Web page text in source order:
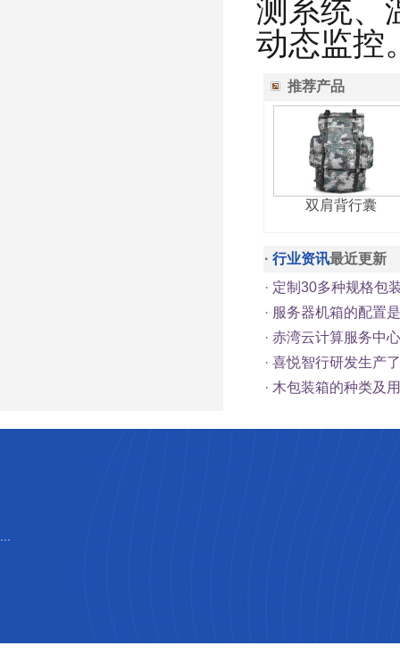
测系统、
动态监控
推荐产品
双肩背行囊
· 行业资讯最近更新
· 定制30多种规格包
· 服务器机箱的配置
· 赤湾云计算服务中
· 喜悦智行研发生产
· 木包装箱的种类及